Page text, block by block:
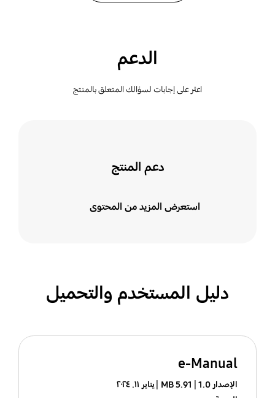
الدعم
اعثر على إجابات لسؤالك المتعلق بالمنتج
دعم المنتج
استعرض المزيد من المحتوى
دليل المستخدم والتحميل
e-Manual
الإصدار 1.0 5.91 MB
يناير ١١. ٢٠٢٤